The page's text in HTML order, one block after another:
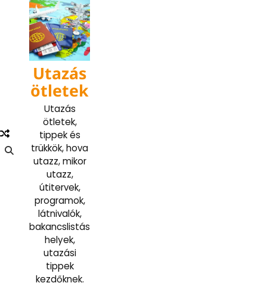
content
Utazás
ötletek
Utazás
ötletek,
tippek és
trükkök, hova
utazz, mikor
utazz,
útitervek,
programok,
látnivalók,
bakancslistás
helyek,
utazási
tippek
kezdőknek.